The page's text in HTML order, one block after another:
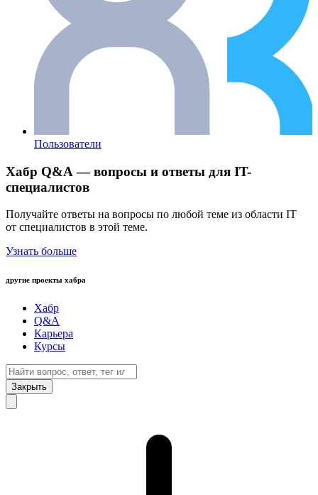
Пользователи
Хабр Q&A — вопросы и ответы для IT-
специалистов
Получайте ответы на вопросы по любой теме из области IT
от специалистов в этой теме.
Узнать больше
другие проекты хабра
Хабр
Q&A
Карьера
Курсы
Закрыть